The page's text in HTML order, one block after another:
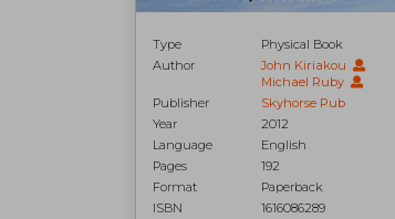
Type
Physical Book
Author
John Kiriakou
Michael Ruby
Publisher
Skyhorse Pub
Year
2012
Language
English
Pages
192
Format
Paperback
ISBN
1616086289